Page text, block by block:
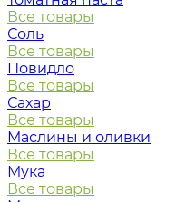
Все товары
Соль
Все товары
Повидло
Все товары
Сахар
Все товары
Маслины и оливки
Все товары
Мука
Все товары